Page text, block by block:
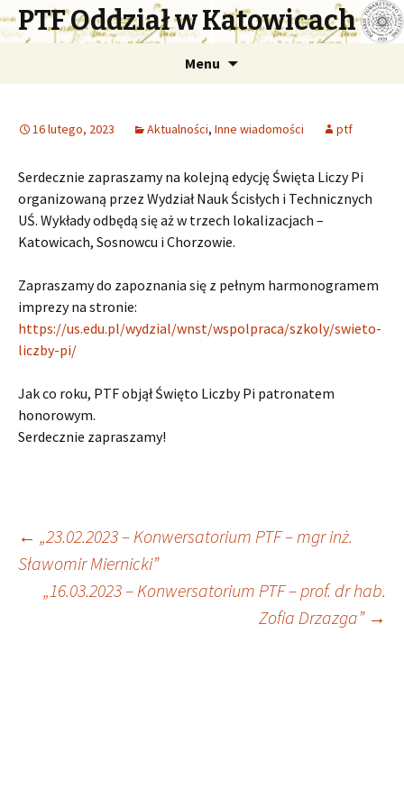
PTF Oddział w Katowicach
Menu
16 lutego, 2023 Aktualności, Inne wiadomości ptf
Serdecznie zapraszamy na kolejną edycję Święta Liczy Pi
organizowaną przez Wydział Nauk Ścisłych i Technicznych
UŚ. Wykłady odbędą się aż w trzech lokalizacjach –
Katowicach, Sosnowcu i Chorzowie.
Zapraszamy do zapoznania się z pełnym harmonogramem
imprezy na stronie:
https://us.edu.pl/wydzial/wnst/wspolpraca/szkoly/swieto-
liczby-pi/
Jak co roku, PTF objął Święto Liczby Pi patronatem
honorowym.
Serdecznie zapraszamy!
Nawigacja
wpisu
← „23.02.2023 – Konwersatorium PTF – mgr inż.
Sławomir Miernicki”
„16.03.2023 – Konwersatorium PTF – prof. dr hab.
Zofia Drzazga” →